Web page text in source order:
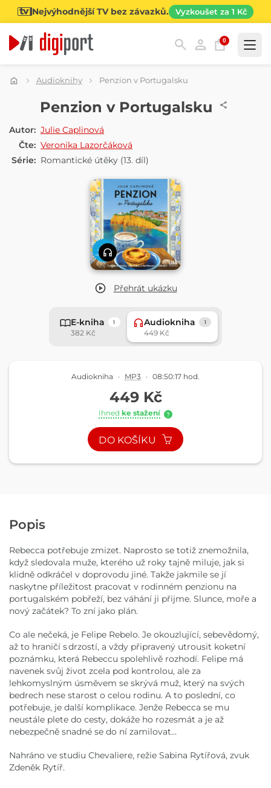
Nejvýhodnější TV bez závazků. Vyzkoušet za 1 Kč
0
Kategorie
Audioknihy Penzion v Portugalsku
Přehrát ukázku
AUDIOKNIHAPenzion v Portugalsku
Autor: Julie Caplinová
Čte: Veronika Lazorčáková
Série: Romantické útěky (13. díl)
E-kniha 1
382 Kč
Audiokniha 1
449 Kč
Audiokniha · MP3 · 08:50:17 hod.
449 Kč
Ihned ke stažení ?
DO KOŠÍKU
Popis
Rebecca potřebuje zmizet. Naprosto se totiž znemožnila,
když sledovala muže, kterého už roky tajně miluje, jak si
klidně odkráčel v doprovodu jiné. Takže jakmile se jí
naskytne příležitost pracovat v rodinném penzionu na
portugalském pobřeží, bez váhání ji přijme. Slunce, moře a
nový začátek? To zní jako plán.
Co ale nečeká, je Felipe Rebelo. Je okouzlující, sebevědomý,
až to hraničí s drzostí, a vždy připravený utrousit koketní
poznámku, která Rebeccu spolehlivě rozhodí. Felipe má
navenek svůj život zcela pod kontrolou, ale za
lehkomyslným úsměvem se skrývá muž, který na svých
bedrech nese starost o celou rodinu. A to poslední, co
potřebuje, je další komplikace. Jenže Rebecca se mu
neustále plete do cesty, dokáže ho rozesmát a je až
nebezpečně snadné se do ní zamilovat…
Nahráno ve studiu Chevaliere, režie Sabina Rytířová, zvuk
Zdeněk Rytíř.